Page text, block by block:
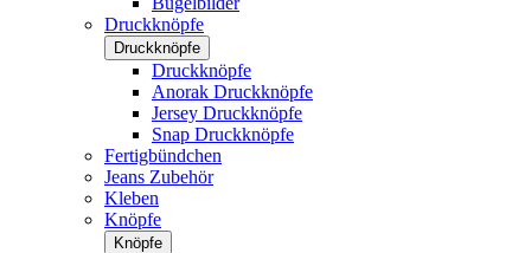
Druckknöpfe
Druckknöpfe
Druckknöpfe
Anorak Druckknöpfe
Jersey Druckknöpfe
Snap Druckknöpfe
Fertigbündchen
Jeans Zubehör
Kleben
Knöpfe
Knöpfe